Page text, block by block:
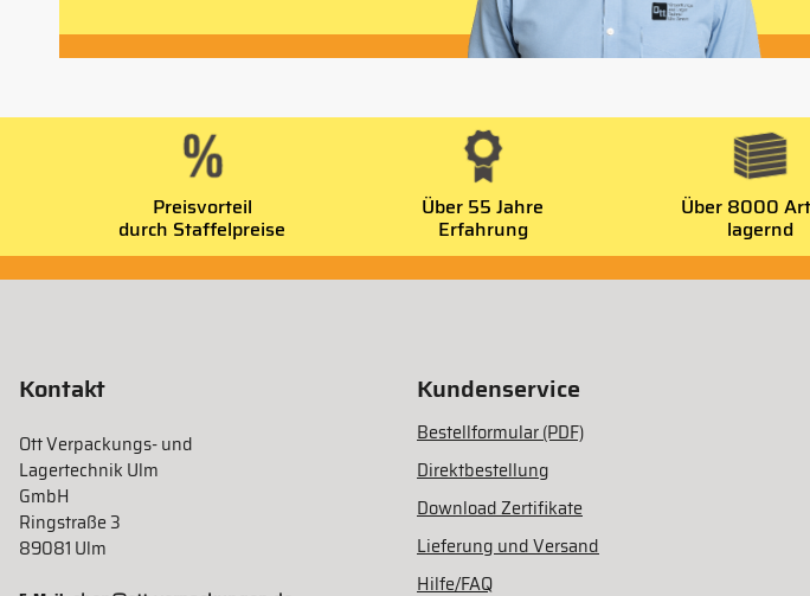
Preisvorteil
durch Staffelpreise
Über 55 Jahre
Erfahrung
Über 8000
lagernd
Kontakt
Ott Verpackungs- und
Lagertechnik Ulm
GmbH
Ringstraße 3
89081 Ulm
Kundenservice
Bestellformular (PDF)
Direktbestellung
Download Zertifikate
Lieferung und Versand
Hilfe/FAQ